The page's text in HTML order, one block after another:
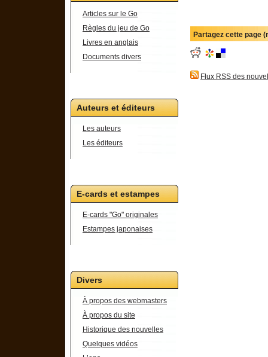
Articles sur le Go
Règles du jeu de Go
Livres en anglais
Documents divers
Auteurs et éditeurs
Les auteurs
Les éditeurs
E-cards et estampes
E-cards "Go" originales
Estampes japonaises
Divers
À propos des webmasters
À propos du site
Historique des nouvelles
Quelques vidéos
Partagez cette page
Flux RSS des